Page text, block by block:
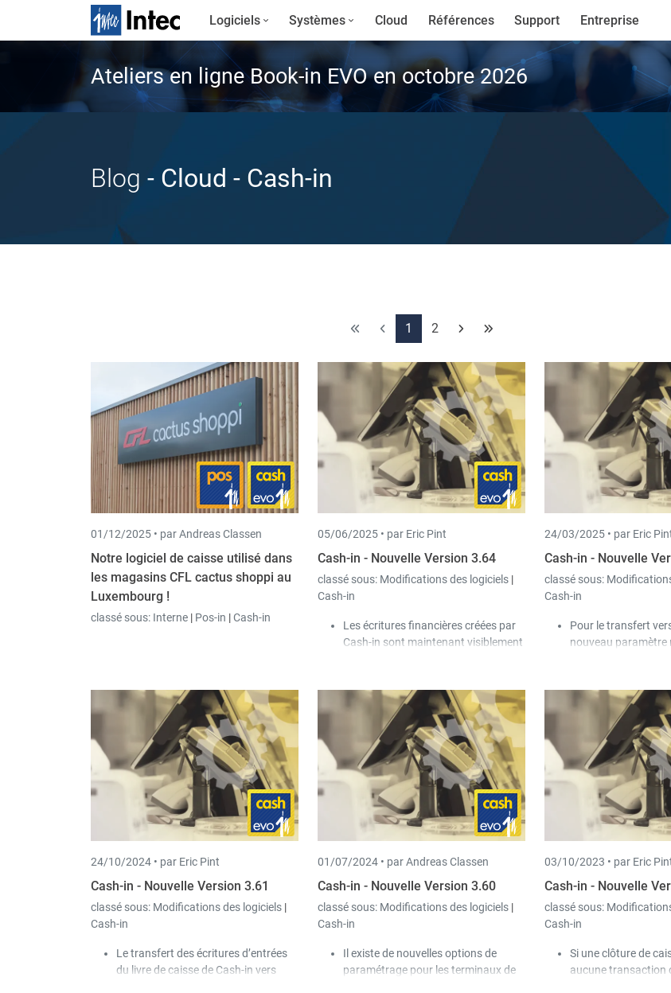
Logiciels Systèmes Cloud Références Support Entreprise
Ateliers en ligne Book-in EVO en octobre 2026
Blog - Cloud - Cash-in
1 2
01/12/2025 • par Andreas Classen
Notre logiciel de caisse utilisé dans
les magasins CFL cactus shoppi au
Luxembourg !
classé sous: Interne | Pos-in |Cash-in
05/06/2025 • par Eric Pint
Cash-in - Nouvelle Version 3.64
classé sous: Modifications des logiciels |
Cash-in
Les écritures financières créées par
Cash-in sont maintenant visiblement
Il y a plusieurs améliorations pour les
cas où le transfert vers la
comptabilité prend du temps.
24/03/2025 • par Eric
Cash-in - Nouvelle
classé sous:
Cash-in
Pour le transfert
nouveau paramètre
peut être utilisé
de manière
journal de caisse.
Dans le transfert
maintenant possible
date de validité
sauvegardée dans
bon de livraison »
permet d'afficher
lors des
lors de la
24/10/2024 • par Eric Pint
Cash-in - Nouvelle Version 3.61
classé sous: Modifications des logiciels |
Cash-in
Le transfert des écritures d’entrées
du livre de caisse de Cash-in vers
01/07/2024 • par Andreas Classen
Cash-in - Nouvelle Version 3.60
classé sous: Modifications des logiciels |
Cash-in
Il existe de nouvelles options de
paramétrage pour les terminaux de
03/10/2023 • par Eric
Cash-in - Nouvelle
classé sous:
Cash-in
Si une clôture de
aucune transaction